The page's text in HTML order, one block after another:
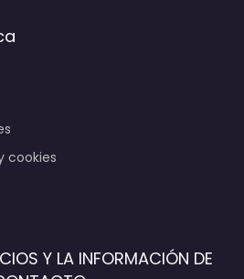
cookies
Y LA INFORMACIÓN DE